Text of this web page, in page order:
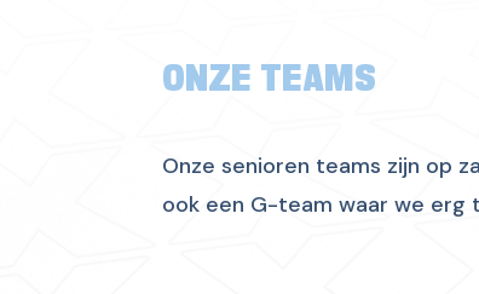
ONZE TEAMS
Onze senioren teams zijn op
ook een G-team waar we erg